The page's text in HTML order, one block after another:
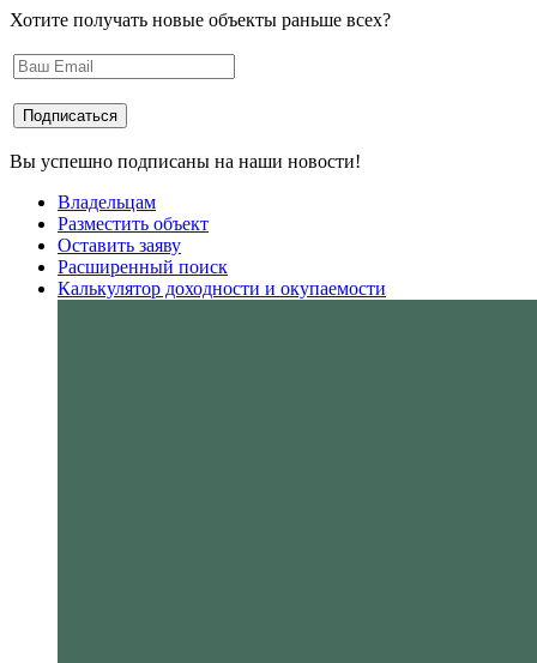
Хотите получать новые объекты раньше всех?
Вы успешно подписаны на наши новости!
Владельцам
Разместить объект
Оставить заяву
Расширенный поиск
Калькулятор доходности и окупаемости